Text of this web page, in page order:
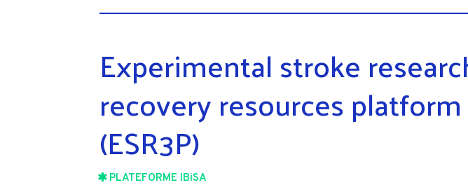
Experimental stroke
recovery resources platform
(ESR3P)
PLATEFORME IBiSA